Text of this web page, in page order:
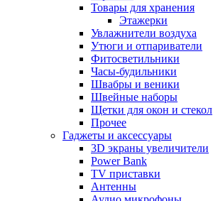
Товары для хранения
Этажерки
Увлажнители воздуха
Утюги и отпариватели
Фитосветильники
Часы-будильники
Швабры и веники
Швейные наборы
Щетки для окон и стекол
Прочее
Гаджеты и аксессуары
3D экраны увеличители
Power Bank
TV приставки
Антенны